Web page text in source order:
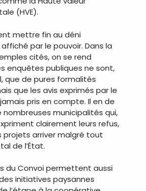
(HVE).
mettre fin au déni
par le pouvoir. Dans la
cités, on se rend
enquêtes publiques ne sont,
que de pures formalités
que les avis exprimés par le
pris en compte. Il en de
municipalités qui,
clairement leurs refus,
projets arriver malgré tout
de l’État.
du Convoi permettent aussi
initiatives paysannes